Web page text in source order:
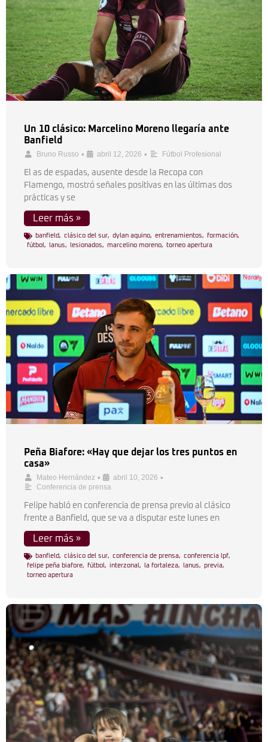
Un 10 clásico: Marcelino Moreno llegaría ante
Banfield
Bruno Russo • abril 12, 2026 • Fútbol Profesional
El as de espadas, ausente desde la Recopa con
Flamengo, mostró señales positivas en las últimas dos
prácticas y se
Leer más »
banfield, clásico del sur, dylan aquino, entrenamientos, formación,
fútbol , lanus, lesionados, marcelino moreno, torneo apertura
Peña Biafore: «Hay que dejar los tres puntos en
casa»
Mateo Hernández • abril 10, 2026 •
Conferencia de prensa
Felipe habló en conferencia de prensa previo al clásico
frente a Banfield, que se va a disputar este lunes en
Leer más »
banfield, clásico del sur, conferencia de prensa, conferencia lpf,
felipe peña biafore, fútbol , interzonal , la fortaleza, lanus, previa,
torneo apertura